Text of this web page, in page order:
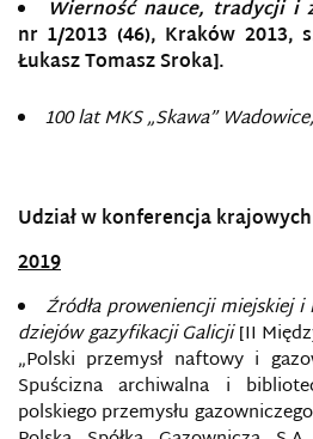
Wierność nauce, tradycji i
nr 1/2013 (46), Kraków 2013,
Łukasz Tomasz Sroka].
100 lat MKS „Skawa” Wadowice,
Udział w konferencja
2019
Źródła proweniencji miejskiej
dziejów gazyfikacji Galicji[II
„Polski przemysł naftowy i
Spuścizna archiwalna i
polskiego przemysłu